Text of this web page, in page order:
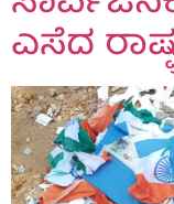
ಎಸೆದ